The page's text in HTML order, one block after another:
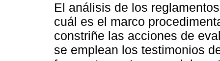
El análisis de los
cuál es el marco
constriñe las acciones de
se emplean los testimonios